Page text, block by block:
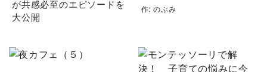
が共感必至のエピソードを
大公開
作: のぶみ